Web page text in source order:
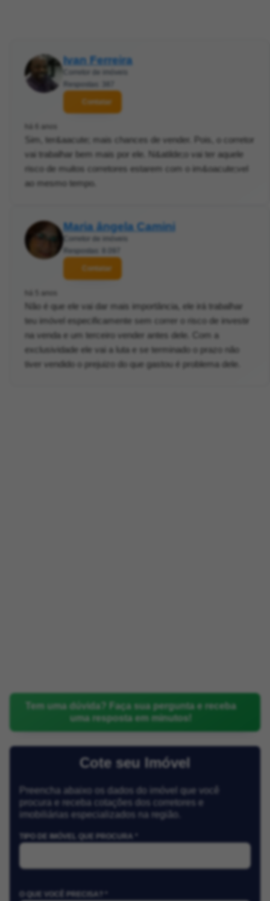
Ivan Ferreira
Contatar
Sim, ter&aacute; mais chances de vender. Pois, o corretor
vai trabalhar bem mais por ele. N&atilde;o vai ter aquele
risco de muitos corretores estarem com o im&oacute;vel
ao mesmo tempo.
Maria ângela Camini
Contatar
Não é que ele vai dar mais importância, ele irá trabalhar
teu imóvel especificamente sem correr o risco de investir
na venda e um terceiro vender antes dele. Com a
exclusividade ele vai a luta e se terminado o prazo não
tiver vendido o prejuizo do que gastou é problema dele.
Tem uma dúvida? Faça sua pergunta e receba
uma resposta em minutos!
Cote seu Imóvel
Preencha abaixo os dados do imóvel que você
procura e receba cotações dos corretores e
imobiliárias especializados na região.
TIPO DE IMÓVEL QUE PROCURA *
O QUE VOCÊ PRECISA? *